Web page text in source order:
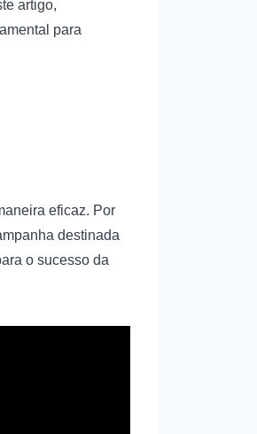
artigo,
para
eficaz. Por
destinada
o sucesso da